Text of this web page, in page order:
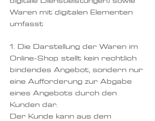
Waren mit digitalen Elementen
umfasst
1. Die Darstellung der Waren im
Online-Shop stellt kein rechtlich
bindendes Angebot, sondern nur
eine Aufforderung zur Abgabe
eines Angebots durch den
Kunden dar.
Der Kunde kann aus dem